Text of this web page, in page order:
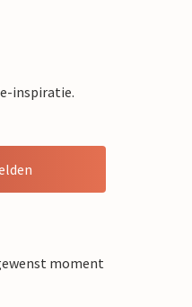
inspiratie.
moment